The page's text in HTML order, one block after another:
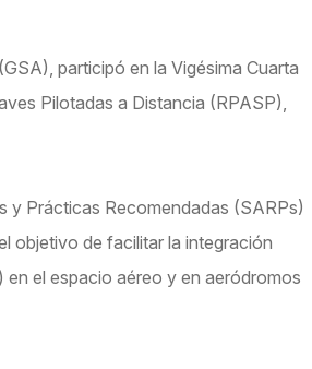
participó en la Vigésima Cuarta
Pilotadas a Distancia (RPASP),
y Prácticas Recomendadas (SARPs)
objetivo de facilitar la integración
el espacio aéreo y en aeródromos